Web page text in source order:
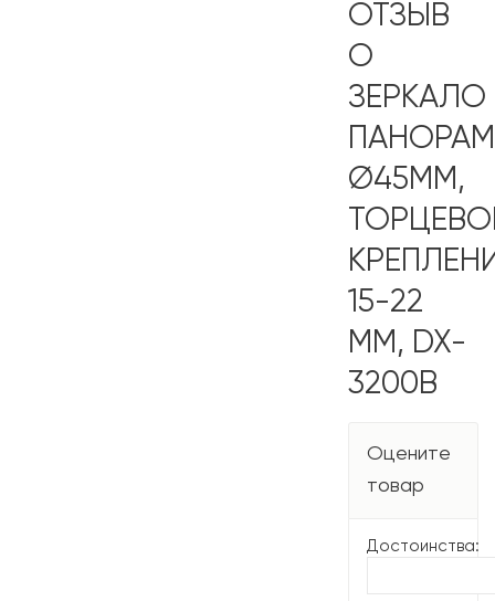
ОТЗЫВ
О
ЗЕРКАЛО
Ø45ММ,
15-22
ММ, DX-
3200B
Оцените
товар
Достоинства: